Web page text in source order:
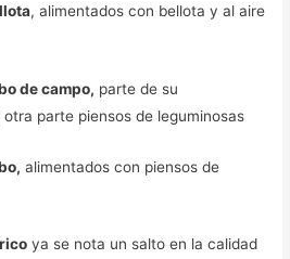
, alimentados con bellota y al aire
de campo, parte de su
parte piensos de leguminosas
alimentados con piensos de
ya se nota un salto en la calidad